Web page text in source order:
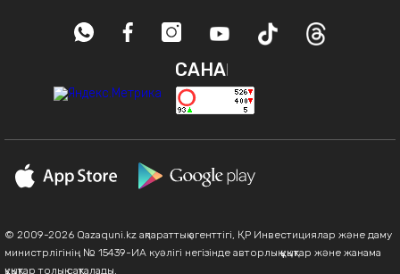
САНАҚ
© 2009-2026 Qazaquni.kz ақпараттық агенттігі, ҚР Инвестициялар және даму
министрлігінің № 15439-ИА куәлігі негізінде авторлық құқықтар және жанама
құқықтар толық сақталады.